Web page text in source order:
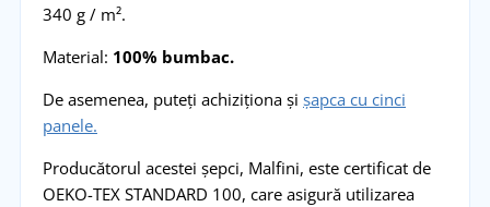
340 g / m².
Material: 100% bumbac.
De asemenea, puteți achiziționa și șapca cu cinci
panele.
Producătorul acestei șepci, Malfini, este certificat de
OEKO-TEX STANDARD 100, care asigură utilizarea